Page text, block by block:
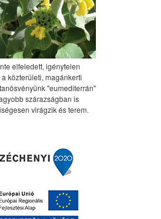
elfeledett, igénytelen
közterületi, magánkerti
"eumediterrán"
szárazságban is
virágzik és terem.